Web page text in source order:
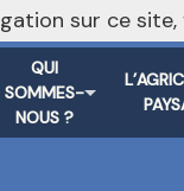
QUI
SOMMES-
NOUS ?
sur ce